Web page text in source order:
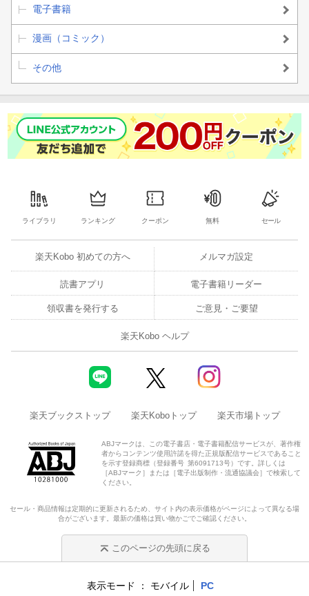
電子書籍
漫画（コミック）
その他
ライブラリ ランキング クーポン 無料 セール
楽天Kobo 初めての方へ メルマガ設定
読書アプリ 電子書籍リーダー
領収書を発行する ご意見・ご要望
楽天Kobo ヘルプ
楽天ブックストップ 楽天Koboトップ 楽天市場トップ
ABJマークは、この電子書店・電子書籍配信サービスが、著作権
者からコンテンツ使用許諾を得た正規版配信サービスであること
を示す登録商標（登録番号 第6091713号）です。詳しくは
［ABJマーク］または［電子出版制作・流通協議会］で検索して
ください。
セール・商品情報は定期的に更新されるため、サイト内の表示価格がページによって異なる場
合がございます。最新の価格は買い物かごでご確認ください。
このページの先頭に戻る
表示モード モバイル PC